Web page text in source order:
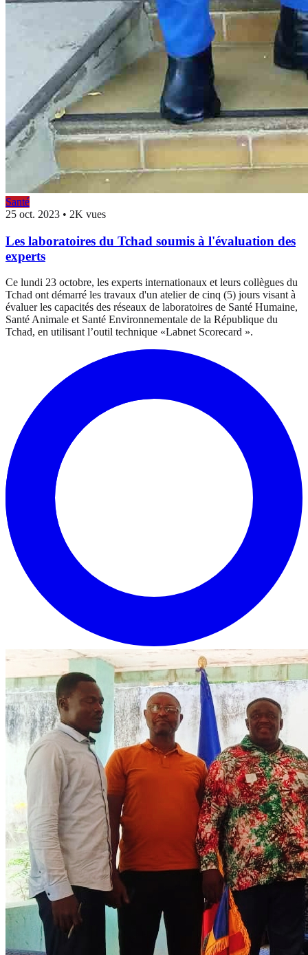
Santé
25 oct. 2023 • 2K vues
Les laboratoires du Tchad soumis à l'évaluation des
experts
Ce lundi 23 octobre, les experts internationaux et leurs collègues du
Tchad ont démarré les travaux d'un atelier de cinq (5) jours visant à
évaluer les capacités des réseaux de laboratoires de Santé Humaine,
Santé Animale et Santé Environnementale de la République du
Tchad, en utilisant l’outil technique «Labnet Scorecard ».